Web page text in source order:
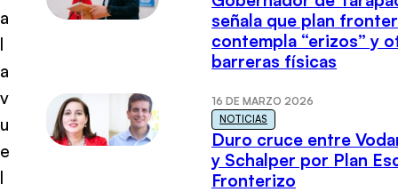
a
l
a
v
u
e
l
señala que plan
contempla “erizos” y
barreras físicas
16 DE MARZO 2026
NOTICIAS
Duro cruce entre
y Schalper por Plan
Fronterizo